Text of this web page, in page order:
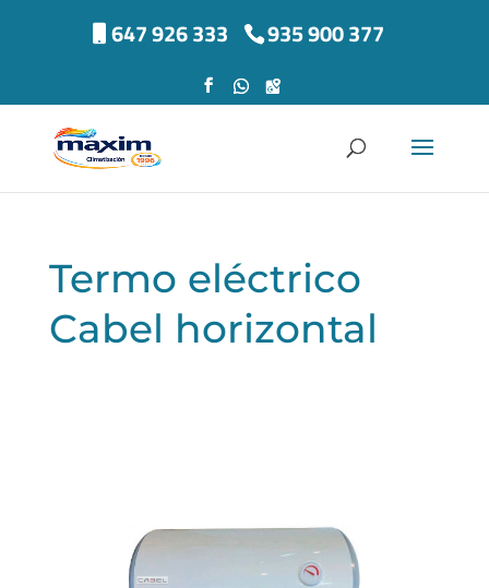
647 926 333 935 900 377
Termo eléctrico
Cabel horizontal